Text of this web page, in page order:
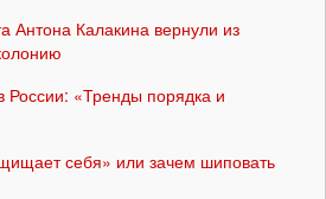
Антона Калакина вернули из
России: «Тренды порядка и
себя» или зачем шиповать